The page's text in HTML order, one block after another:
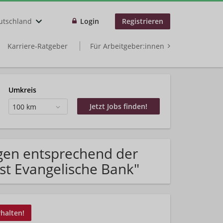
Login Registrieren
Karriere-Ratgeber Für Arbeitgeber:innen
Umkreis
100 km
entsprechend der
Evangelische Bank"